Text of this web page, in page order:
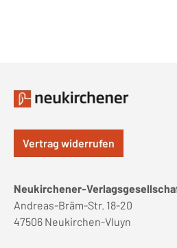
Vertrag widerrufen
Neukirchener-
Andreas-Bräm-Str. 18-20
47506 Neukirchen-Vluyn